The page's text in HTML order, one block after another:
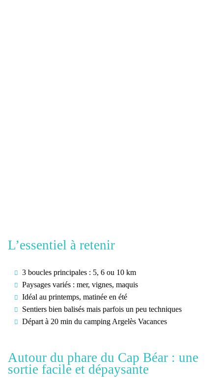
L’essentiel à retenir
3 bouclesprincipales : 5, 6 ou 10 km
Paysages variés : mer, vignes, maquis
Idéal au printemps, matinée en été
Sentiers bien balisésmais parfois un peu techniques
Départ à 20 min du campingArgelès Vacances
Autour du phare du Cap Béar : une
sortie facile et dépaysante